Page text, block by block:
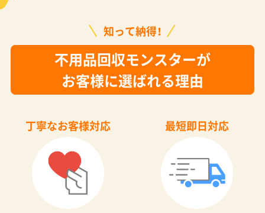
知って納得！
不用品回収モンスターが
お客様に選ばれる理由
丁寧なお客様対応 最短即日対応